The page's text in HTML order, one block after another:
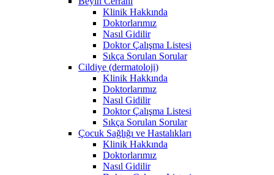
Klinik Hakkında
Doktorlarımız
Nasıl Gidilir
Doktor Çalışma Listesi
Sıkça Sorulan Sorular
Cildiye (dermatoloji)
Klinik Hakkında
Doktorlarımız
Nasıl Gidilir
Doktor Çalışma Listesi
Sıkça Sorulan Sorular
Çocuk Sağlığı ve Hastalıkları
Klinik Hakkında
Doktorlarımız
Nasıl Gidilir